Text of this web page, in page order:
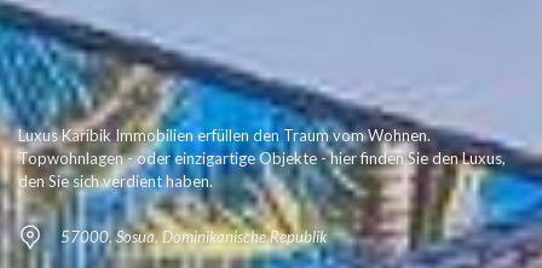
Luxus Karibik Immobilien erfüllen den Traum vom Wohnen.
Topwohnlagen - oder einzigartige Objekte - hier finden Sie den Luxus,
den Sie sich verdient haben.
57000, Sosua, Dominikanische Republik